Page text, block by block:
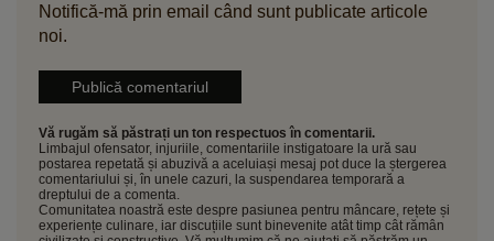
Notifică-mă prin email când sunt publicate articole
noi.
Vă rugăm să păstrați un ton respectuos în comentarii.
Limbajul ofensator, injuriile, comentariile instigatoare la ură sau
postarea repetată și abuzivă a aceluiași mesaj pot duce la ștergerea
comentariului și, în unele cazuri, la suspendarea temporară a
dreptului de a comenta.
Comunitatea noastră este despre pasiunea pentru mâncare, rețete și
experiențe culinare, iar discuțiile sunt binevenite atât timp cât rămân